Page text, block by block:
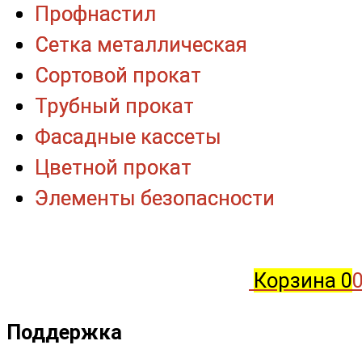
Корзина 0
Поддержка
Профнастил
Сетка металлическая
Сортовой прокат
Трубный прокат
Фасадные кассеты
Цветной прокат
Элементы безопасности
Профнастил
Сетка металлическая
Сортовой прокат
Трубный прокат
Фасадные кассеты
Цветной прокат
Элементы безопасности